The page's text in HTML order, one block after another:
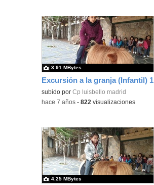
Excursión a la granja (Infantil) 1
subido porCp luisbello madrid
3.91 MBytes
-hace 7 años -822 visualizaciones
4.25 MBytes